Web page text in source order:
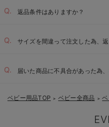
返品条件はありますか？
サイズを間違って注文した為、
届いた商品に不具合があった為
ベビー用品TOP ＞ ベビー全商品 ＞